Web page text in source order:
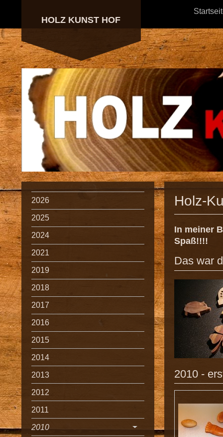
HOLZ KUNST HOF
Holz-
In meiner
Spaß!!!!
Das war
2010 -
2026
2025
2024
2021
2019
2018
2017
2016
2015
2014
2013
2012
2011
2010